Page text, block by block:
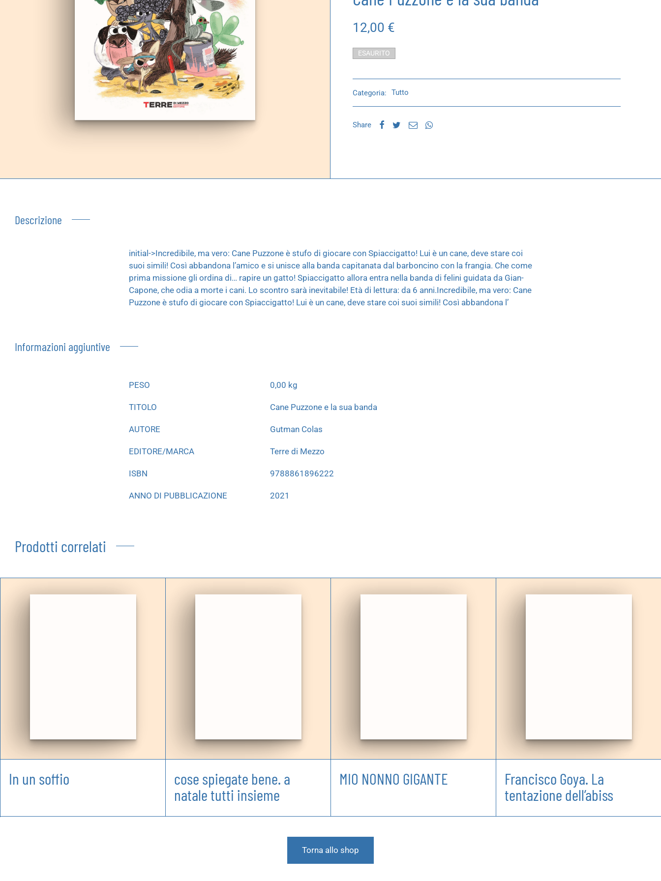
12,00 €
ESAURITO
Categoria: Tutto
Share
Descrizione
initial->Incredibile, ma vero: Cane Puzzone è stufo di giocare con Spiaccigatto! Lui è un cane, deve stare coi
suoi simili! Così abbandona l’amico e si unisce alla banda capitanata dal barboncino con la frangia. Che come
prima missione gli ordina di… rapire un gatto! Spiaccigatto allora entra nella banda di felini guidata da Gian-
Capone, che odia a morte i cani. Lo scontro sarà inevitabile! Età di lettura: da 6 anni.Incredibile, ma vero: Cane
Puzzone è stufo di giocare con Spiaccigatto! Lui è un cane, deve stare coi suoi simili! Così abbandona l’
Informazioni aggiuntive
PESO 0,00 kg
TITOLO Cane Puzzone e la sua banda
AUTORE Gutman Colas
EDITORE/MARCA Terre di Mezzo
ISBN 9788861896222
ANNO DI PUBBLICAZIONE 2021
Prodotti correlati
In un soffio
cose spiegate bene. a
natale tutti insieme
MIO NONNO GIGANTE
Francisco Goya. La
tentazione dell’abiss
Torna allo shop